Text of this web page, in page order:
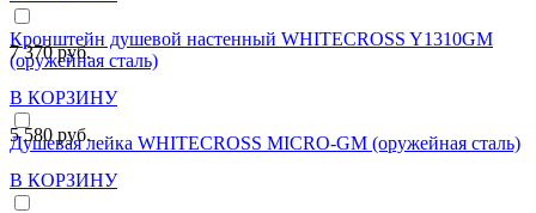
Кронштейн душевой настенный WHITECROSS Y1310GM
(оружейная сталь)
7 370 руб.
В КОРЗИНУ
Душевая лейка WHITECROSS MICRO-GM (оружейная сталь)
5 580 руб.
В КОРЗИНУ